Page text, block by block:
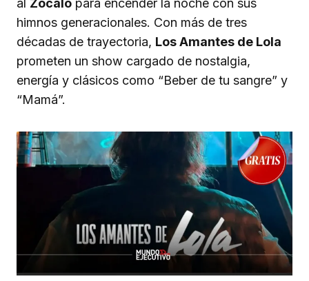
al Zócalo para encender la noche con sus
himnos generacionales. Con más de tres
décadas de trayectoria, Los Amantes de Lola
prometen un show cargado de nostalgia,
energía y clásicos como “Beber de tu sangre” y
“Mamá”.